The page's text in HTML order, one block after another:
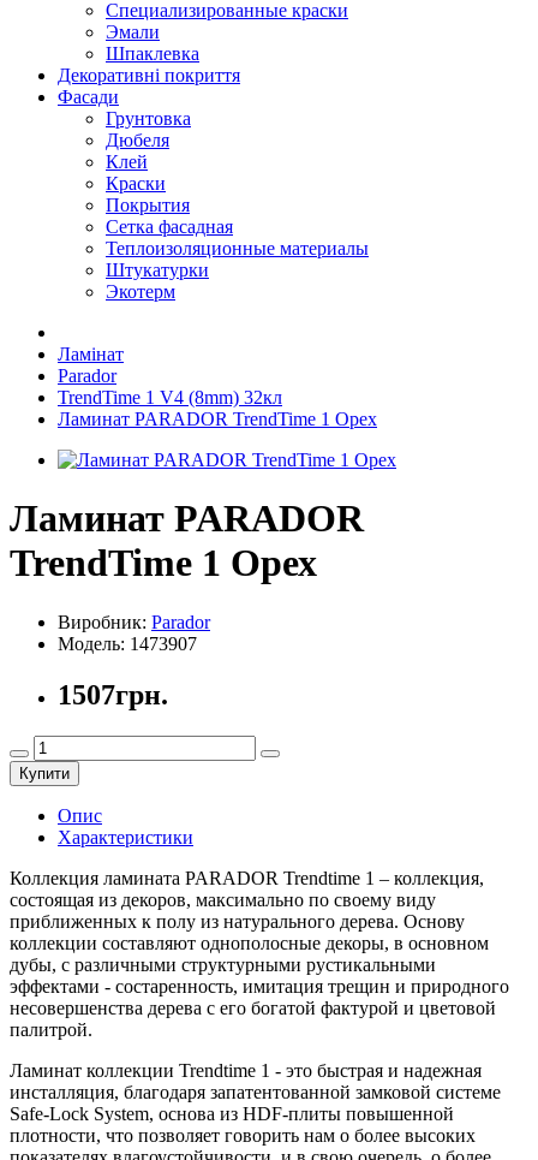
Специализированные краски
Эмали
Шпаклевка
Декоративні покриття
Фасади
Грунтовка
Дюбеля
Клей
Краски
Покрытия
Сетка фасадная
Теплоизоляционные материалы
Штукатурки
Экотерм
Ламінат
Parador
TrendTime 1 V4 (8mm) 32кл
Ламинат PARADOR TrendTime 1 Орех
Ламинат PARADOR
TrendTime 1 Орех
Виробник: Parador
Модель: 1473907
1507грн.
Купити
Опис
Характеристики
Коллекция ламината PARADOR Trendtime 1 – коллекция,
состоящая из декоров, максимально по своему виду
приближенных к полу из натурального дерева. Основу
коллекции составляют однополосные декоры, в основном
дубы, с различными структурными рустикальными
эффектами - состаренность, имитация трещин и природного
несовершенства дерева с его богатой фактурой и цветовой
палитрой.
Ламинат коллекции Trendtime 1 - это быстрая и надежная
инсталляция, благодаря запатентованной замковой системе
Safe-Lock System, основа из HDF-плиты повышенной
плотности, что позволяет говорить нам о более высоких